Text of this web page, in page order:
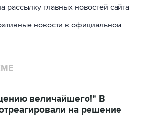
рассылку главных новостей сайта
новости в официальном
величайшего!" В
на решение